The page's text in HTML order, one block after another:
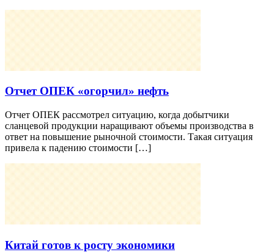
Отчет ОПЕК «огорчил» нефть
Отчет ОПЕК рассмотрел ситуацию, когда добытчики
сланцевой продукции наращивают объемы производства в
ответ на повышение рыночной стоимости. Такая ситуация
привела к падению стоимости […]
Китай готов к росту экономики